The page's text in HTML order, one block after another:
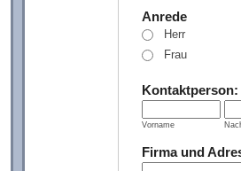
Anrede
Herr
Frau
Kontaktperson:
Vorname
Firma und